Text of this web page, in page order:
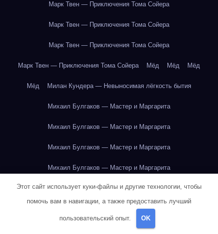
Марк Твен — Приключения Тома Сойера
Марк Твен — Приключения Тома Сойера
Марк Твен — Приключения Тома Сойера
Марк Твен — Приключения Тома Сойера Мёд Мёд Мёд
Мёд Милан Кундера — Невыносимая лёгкость бытия
Михаил Булгаков — Мастер и Маргарита
Михаил Булгаков — Мастер и Маргарита
Михаил Булгаков — Мастер и Маргарита
Михаил Булгаков — Мастер и Маргарита
Михаил Булгаков — Мастер и Маргарита
Михаил Булгаков — Мастер и Маргарита
Михаил Булгаков — Мастер и Маргарита
Этот сайт использует куки-файлы и другие технологии, чтобы
помочь вам в навигации, а также предоставить лучший
пользовательский опыт. OK